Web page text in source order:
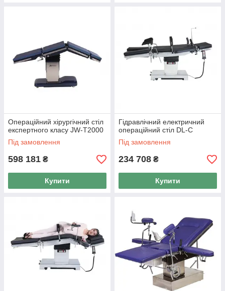
Операційний хірургічний стіл
експертного класу JW-T2000
Під замовлення
598 181 ₴
Купити
Гідравлічний електричний
операційний стіл DL-C
Під замовлення
234 708 ₴
Купити